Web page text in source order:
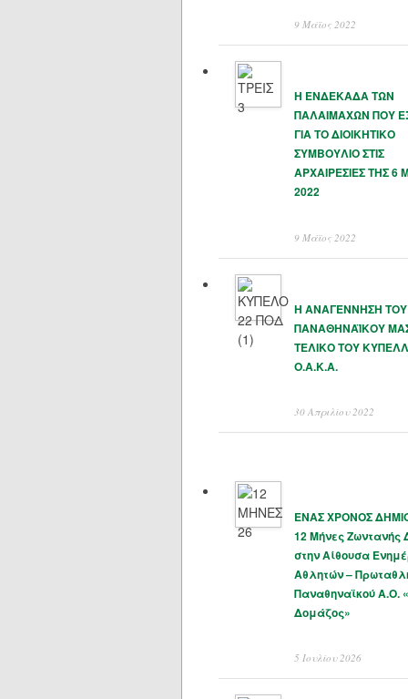
9 Μάϊος 2022
Η ΕΝΔΕΚΑΔΑ ΤΩΝ
ΠΑΛΑΙΜΑΧΩΝ ΠΟΥ
ΓΙΑ ΤΟ ΔΙΟΙΚΗΤΙΚΟ
ΣΥΜΒΟΥΛΙΟ ΣΤΙΣ
ΑΡΧΑΙΡΕΣΙΕΣ ΤΗΣ 6
2022
9 Μάϊος 2022
Η ΑΝΑΓΕΝΝΗΣΗ ΤΟΥ
ΠΑΝΑΘΗΝΑΪΚΟΥ
ΤΕΛΙΚΟ ΤΟΥ
Ο.Α.Κ.Α.
30 Απριλίου 2022
ΕΝΑΣ ΧΡΟΝΟΣ
12 Μήνες Ζωντανής
στην Αίθουσα
Αθλητών –
Παναθηναϊκού Α.Ο.
Δομάζος»
5 Ιουλίου 2026